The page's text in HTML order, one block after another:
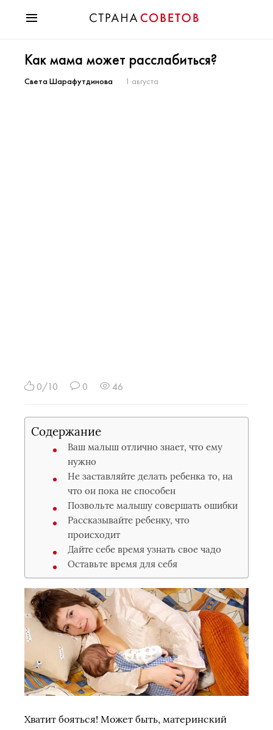
Мода
Звезды
Как мама может расслабиться?
Света Шарафутдинова 1 августа
0/10 0 46
Содержание
Ваш малыш отлично знает, что ему
нужно
Не заставляйте делать ребенка то, на
что он пока не способен
Позвольте малышу совершать ошибки
Рассказывайте ребенку, что
происходит
Дайте себе время узнать свое чадо
Оставьте время для себя
Хватит бояться! Может быть, материнский